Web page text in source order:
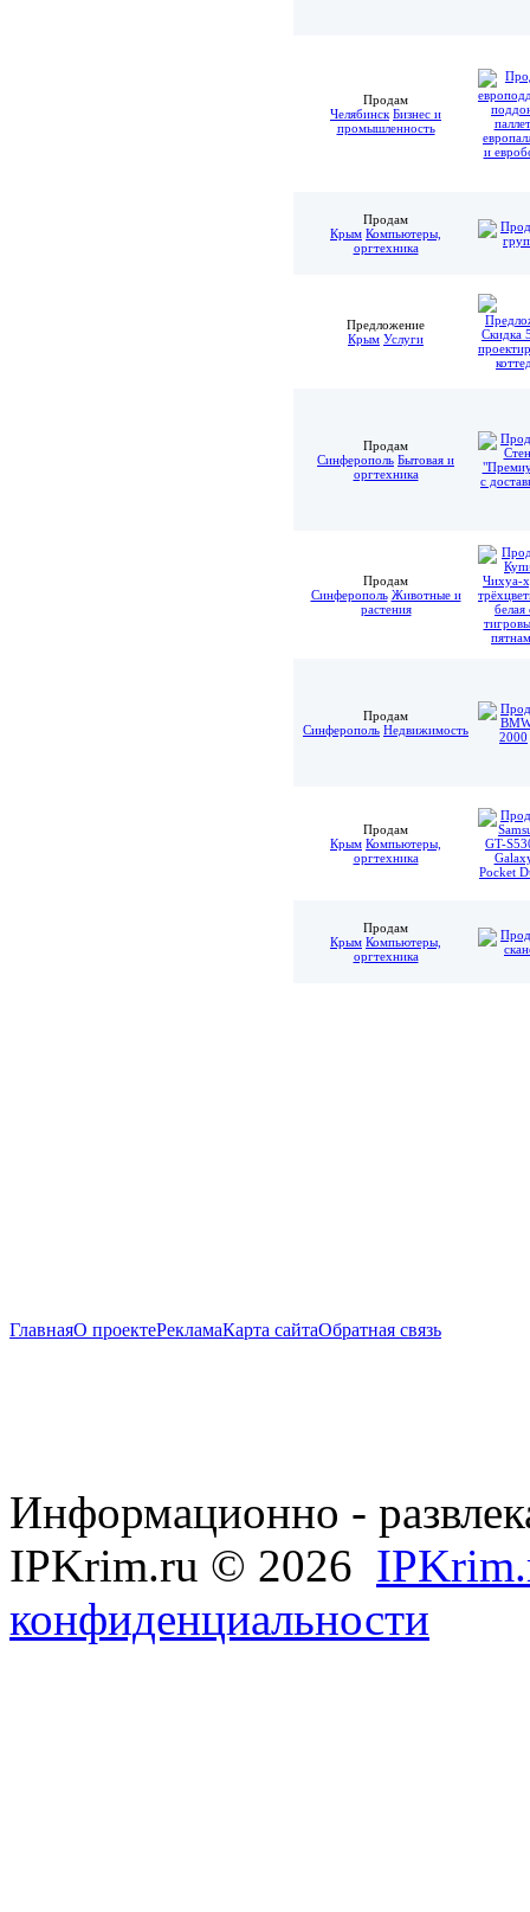
Продам
Челябинск Бизнес и
промышленность
Продам
Крым Компьютеры,
оргтехника
Предложение
Крым Услуги
Продам
Синферополь Бытовая и
оргтехника
Продам
Синферополь Животные и
растения
Продам
Синферополь Недвижимость
Продам
Крым Компьютеры,
оргтехника
Продам
Крым Компьютеры,
оргтехника
ГлавнаяО проектеРекламаКарта сайтаОбратная связь
Информационно -
IPKrim.ru © 2026
конфиденциальности